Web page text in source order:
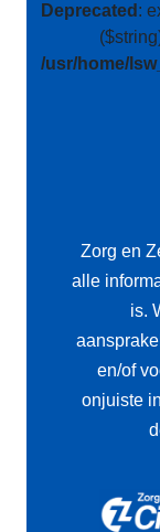
Deprecated :
/usr/home/
Zorg en
alle
is.
en/of
onjuiste